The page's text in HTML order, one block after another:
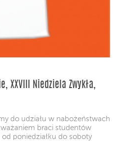
XXVIII Niedziela Zwykła,
do udziału w nabożeństwach
braci studentów
poniedziałku do soboty